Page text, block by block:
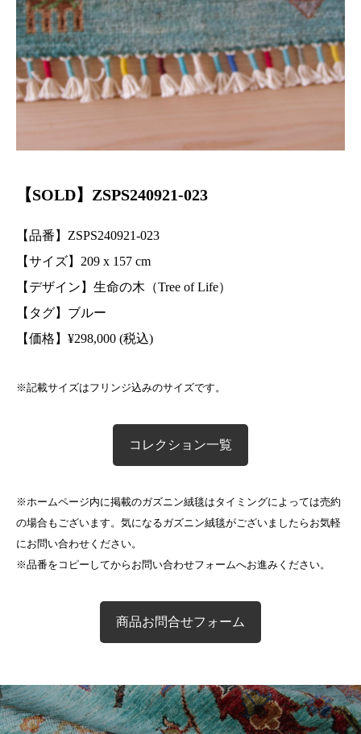
【SOLD】ZSPS240921-023
【品番】ZSPS240921-023
【サイズ】209 x 157 cm
【デザイン】生命の木（Tree of Life）
【タグ】ブルー
【価格】¥298,000 (税込)
※記載サイズはフリンジ込みのサイズです。
コレクション一覧
※ホームページ内に掲載のガズニン絨毯はタイミングによっては売約
の場合もございます。気になるガズニン絨毯がございましたらお気軽
にお問い合わせください。
※品番をコピーしてからお問い合わせフォームへお進みください。
商品お問合せフォーム